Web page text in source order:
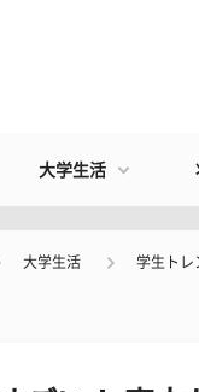
大学生活
大学生活 学生トレ